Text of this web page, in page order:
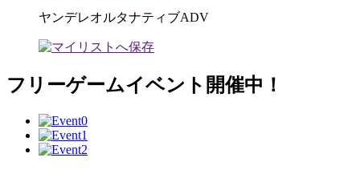
ヤンデレオルタナティブADV
フリーゲームイベント開催中！